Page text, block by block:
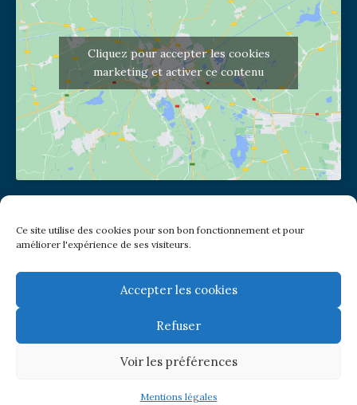
Ce site utilise des cookies pour son bon fonctionnement et pour
améliorer l'expérience de ses visiteurs.
Accepter les cookies
Refuser
Voir les préférences
Mentions légales
Cliquez pour accepter les cookies
marketing et activer ce contenu
(pas de courrier à cette adresse)
2 place Jules Joffrin - 75018
Metro: Jules Joffrin ou Simplon
Bus : Mairie du XVIII
Newsletter
© Paroisse Notre-Dame de Clignancourt